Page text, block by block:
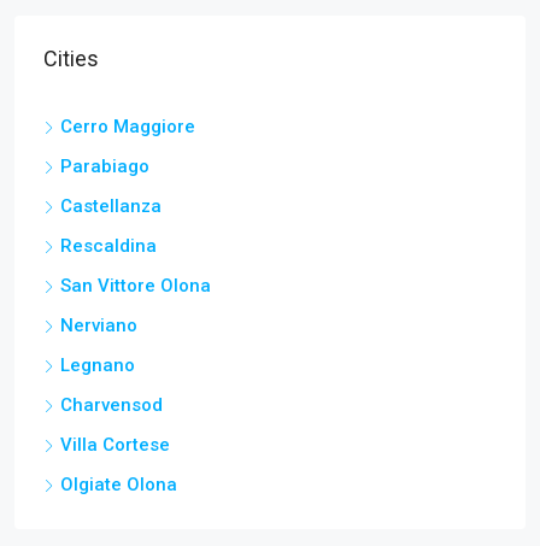
Cities
Cerro Maggiore
Parabiago
Castellanza
Rescaldina
San Vittore Olona
Nerviano
Legnano
Charvensod
Villa Cortese
Olgiate Olona